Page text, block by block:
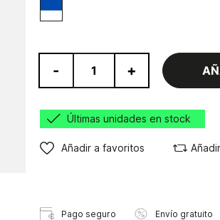
Blanco/Azul
- +
Últimas unidades en stock
Añadir a favoritos
Pago seguro Envío gratuito